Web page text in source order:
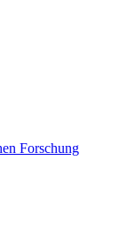
Forschung